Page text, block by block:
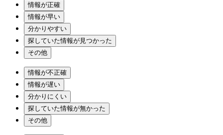
情報が正確
情報が早い
分かりやすい
探していた情報が見つかった
その他
情報が不正確
情報が遅い
分かりにくい
探していた情報が無かった
その他